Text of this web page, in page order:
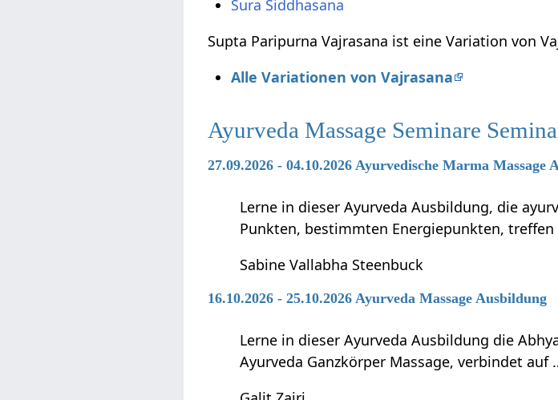
Sura Siddhasana
Supta Paripurna Vajrasana ist eine Variation von
Alle Variationen von Vajrasana
Ayurveda Massage Seminare
27.09.2026 - 04.10.2026 Ayurvedische Marma Massage
Lerne in dieser Ayurveda Ausbildung, die
Punkten, bestimmten Energiepunkten,
Sabine Vallabha Steenbuck
16.10.2026 - 25.10.2026 Ayurveda Massage Ausbildung
Lerne in dieser Ayurveda Ausbildung die
Ayurveda Ganzkörper Massage, verbindet auf